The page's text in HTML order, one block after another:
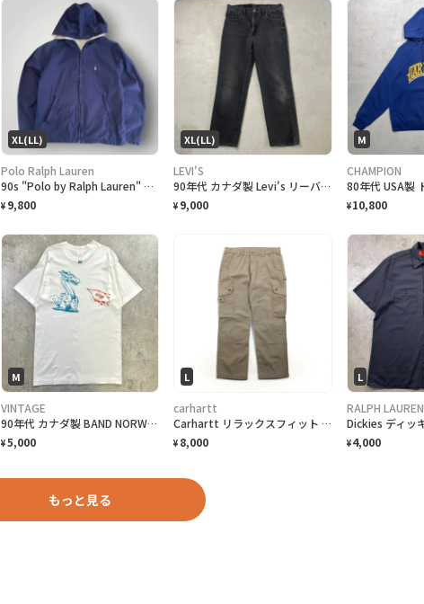
XL(LL)
Polo Ralph Lauren
90s "Polo by Ralph Lauren" Reversible Hoodie Jacket ポロ ラルフローレン リバーシブル ジャケット[XL]
¥ 9,800
XL(LL)
LEVI'S
90年代 カナダ製 Levi's リーバイス 516 ブラックデニムパンツ ストレート メンズW36 古着 90s ヴィンテージ VINTAGE 後染め グレーデニム フェードブラック 黒
¥ 9,000
M
CHAMPION
¥10,800
M
VINTAGE
90年代 カナダ製 BAND NORWITCH ワンポイントロゴプリントTシャツ メンズM相当 古着 90s VINTAGE ヴィンテージ ドラゴン バックプリント シングルステッチ 白色
¥5,000
L
carhartt
Carhartt リラックスフィット リップストップ ダブルニー ワーク カーゴパンツ L ベージュ COTTON RIPSTOP RELAXED FIT DOUBLE-FRONT CARGO WORK PANT B342 DES
¥ 8,000
L
RALPH LAUREN
¥4,000
もっと見る